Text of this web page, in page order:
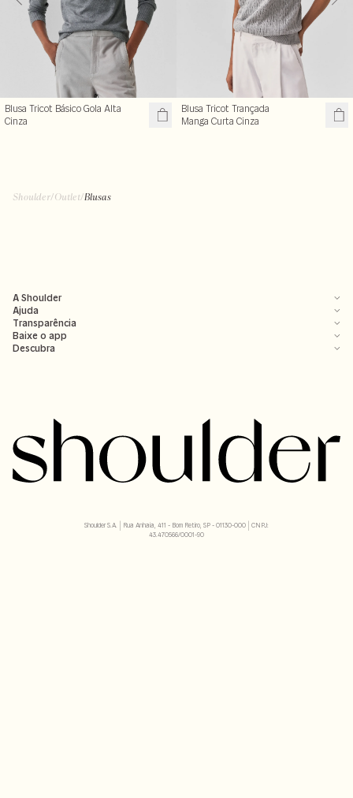
Blusa Tricot Básico Gola Alta
Cinza
Blusa Tricot Trançada
Manga Curta Cinza
Shoulder/Outlet/Blusas
A Shoulder
Ajuda
Transparência
Baixe o app
Descubra
Shoulder S.A. | Rua Anhaia, 411 - Bom Retiro, SP - 01130-000 | CNPJ:
43.470566/0001-90